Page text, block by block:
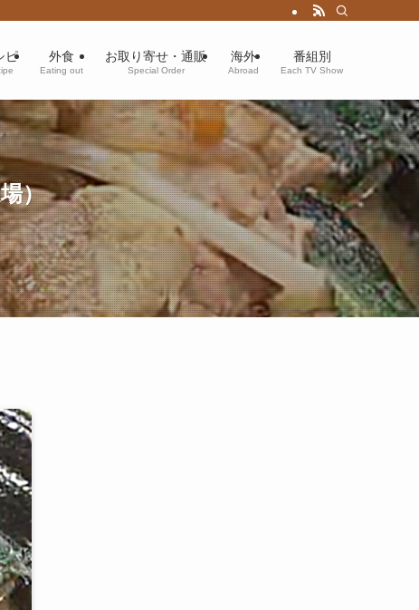
ピ 外食
Eating out
お取り寄せ・通販
Special Order
海外
Abroad
番組別
Each TV Show
）